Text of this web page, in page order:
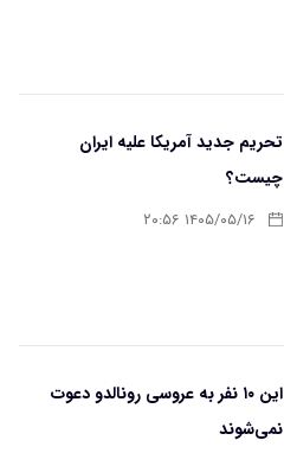
تحریم‌ جدید آمریکا علیه ایران
چیست؟
۱۴۰۵/۰۵/۱۶ ۲۰:۵۶
این ۱۰ نفر به عروسی رونالدو دعوت
نمی‌شوند